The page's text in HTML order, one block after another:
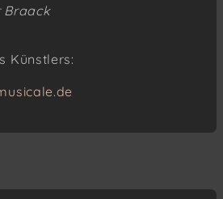
Braack
Künstlers: